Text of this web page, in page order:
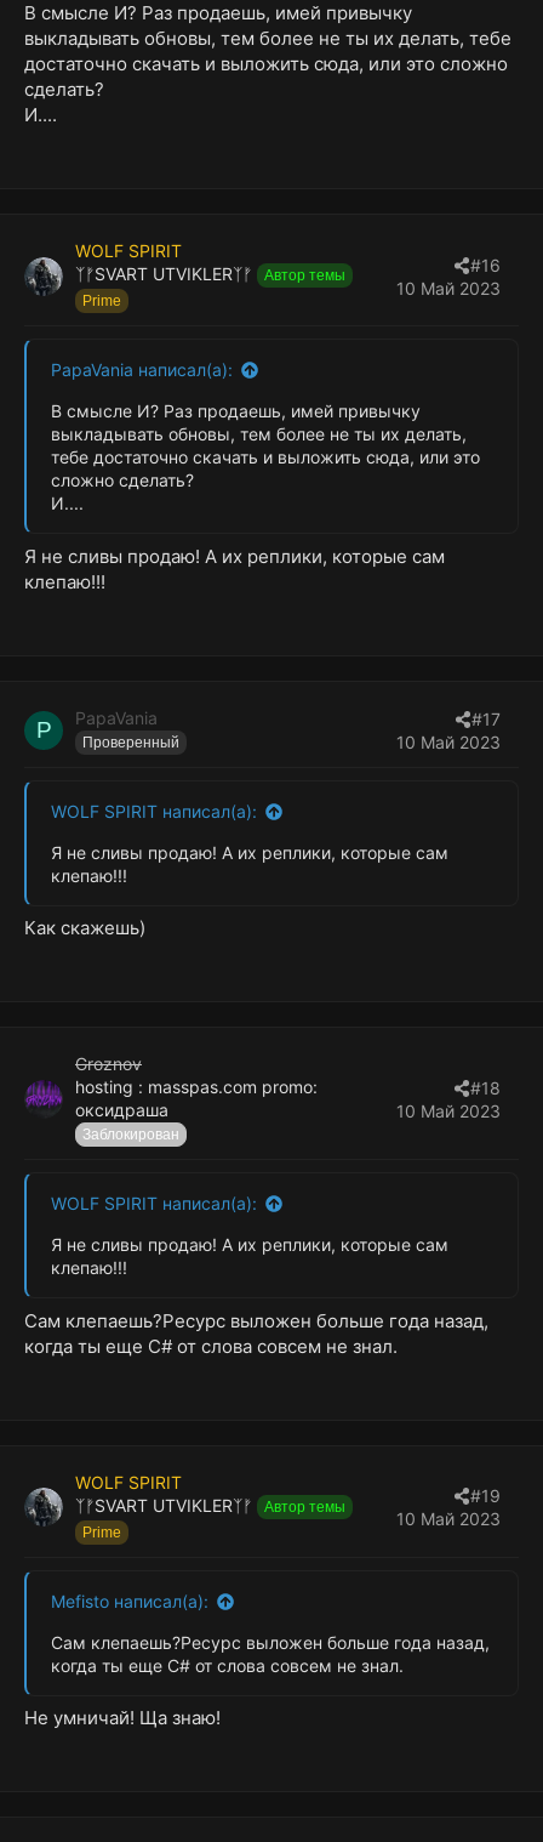
В смысле И? Раз продаешь, имей привычку
выкладывать обновы, тем более не ты их делать, тебе
достаточно скачать и выложить сюда, или это сложно
сделать?
И....
WOLF SPIRIT
ᛉᚠSVART UTVIKLERᛉᚠ
Автор темы
Prime
10 Май 2023
#16
PapaVania написал(а):
В смысле И? Раз продаешь, имей привычку
выкладывать обновы, тем более не ты их делать,
тебе достаточно скачать и выложить сюда, или это
сложно сделать?
И....
Я не сливы продаю! А их реплики, которые сам
клепаю!!!
P PapaVania
Проверенный 10 Май 2023
#17
WOLF SPIRIT написал(а):
Я не сливы продаю! А их реплики, которые сам
клепаю!!!
Как скажешь)
Groznov
hosting : masspas.com promo:
оксидраша
Заблокирован
10 Май 2023
#18
WOLF SPIRIT написал(а):
Я не сливы продаю! А их реплики, которые сам
клепаю!!!
Сам клепаешь?Ресурс выложен больше года назад,
когда ты еще С# от слова совсем не знал.
WOLF SPIRIT
ᛉᚠSVART UTVIKLERᛉᚠ
Автор темы
Prime
10 Май 2023
#19
Mefisto написал(а):
Сам клепаешь?Ресурс выложен больше года назад,
когда ты еще С# от слова совсем не знал.
Не умничай! Ща знаю!